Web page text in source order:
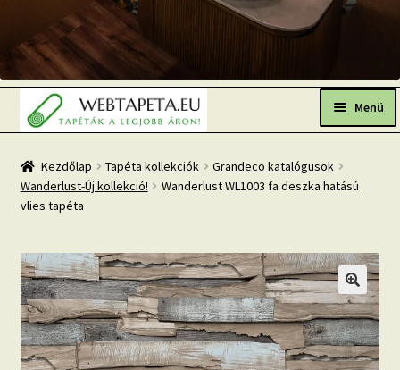
Ugrás
a
navigációhoz
Kilépés
a
tartalomba Menü
Népszerű tapéták
Tapéta BLOG
Mi az a fotótapéta?
Tapétázási tanácsok
Kezdőlap Tapéta kollekciók
Grandeco katalógusok
Wanderlust-Új kollekció!
Wanderlust WL1003 fa deszka hatású
vlies tapéta